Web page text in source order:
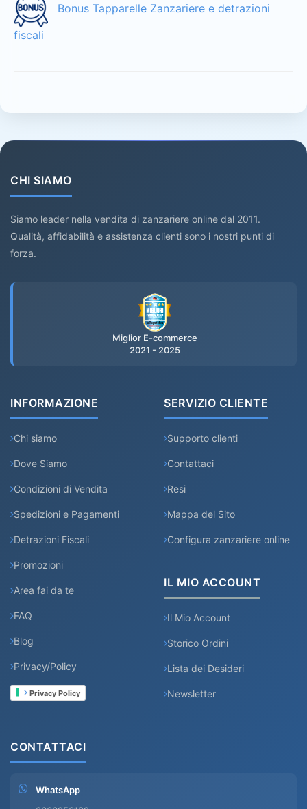
Bonus Tapparelle Zanzariere e detrazioni
fiscali
CHI SIAMO
Siamo leader nella vendita di zanzariere online dal 2011.
Qualità, affidabilità e assistenza clienti sono i nostri punti di
forza.
Miglior E-commerce
2021 - 2025
INFORMAZIONE
Chi siamo
Dove Siamo
Condizioni di Vendita
Spedizioni e Pagamenti
Detrazioni Fiscali
Promozioni
Area fai da te
FAQ
Blog
Privacy/Policy
Privacy Policy
SERVIZIO CLIENTE
Supporto clienti
Contattaci
Resi
Mappa del Sito
Configura zanzariere online
IL MIO ACCOUNT
Il Mio Account
Storico Ordini
Lista dei Desideri
Newsletter
CONTATTACI
WhatsApp